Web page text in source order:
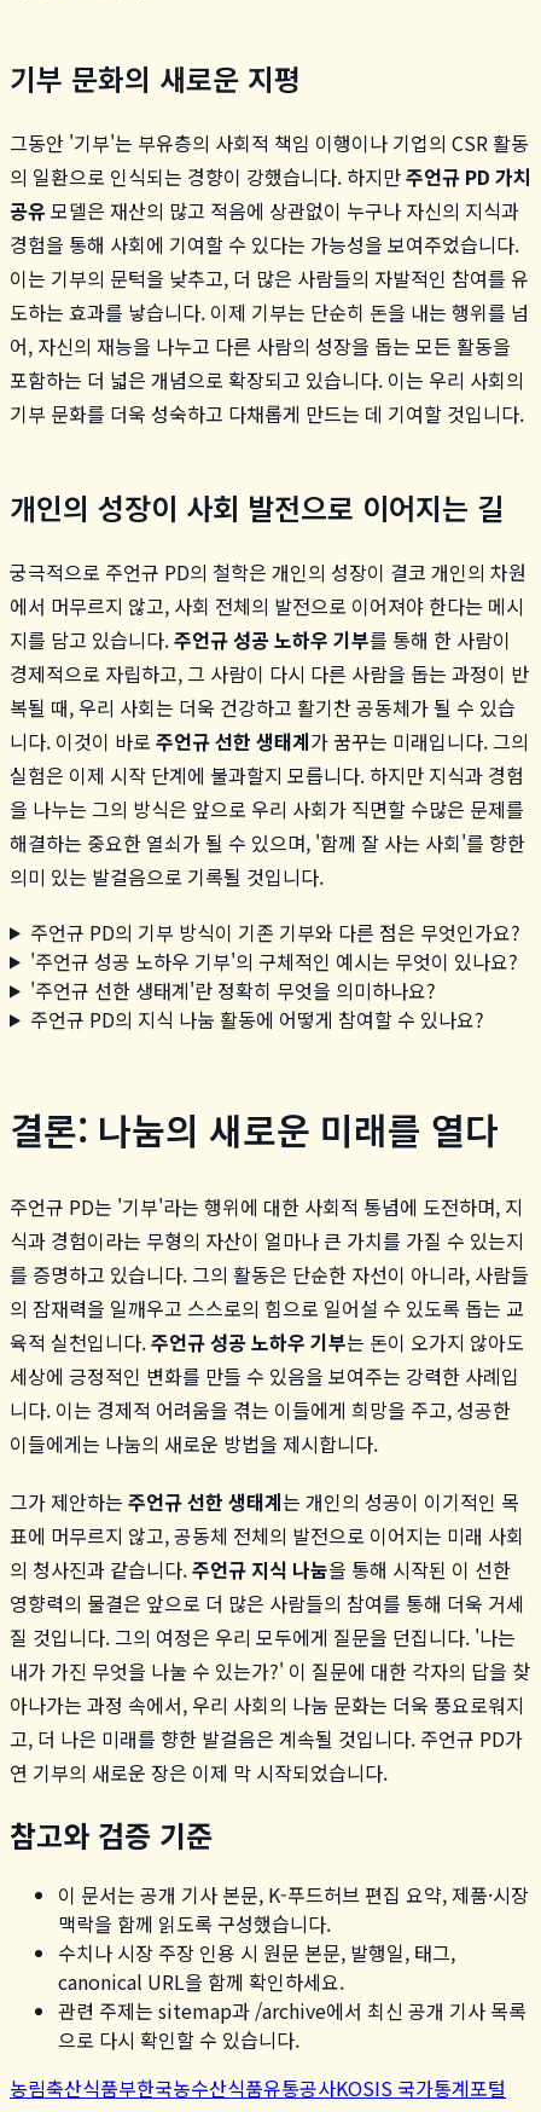
기부 문화의 새로운 지평
그동안 '기부'는 부유층의 사회적 책임 이행이나 기업의 CSR 활동
의 일환으로 인식되는 경향이 강했습니다. 하지만주언규 PD 가치
공유모델은 재산의 많고 적음에 상관없이 누구나 자신의 지식과
경험을 통해 사회에 기여할 수 있다는 가능성을 보여주었습니다.
이는 기부의 문턱을 낮추고, 더 많은 사람들의 자발적인 참여를 유
도하는 효과를 낳습니다. 이제 기부는 단순히 돈을 내는 행위를 넘
어, 자신의 재능을 나누고 다른 사람의 성장을 돕는 모든 활동을
포함하는 더 넓은 개념으로 확장되고 있습니다. 이는 우리 사회의
기부 문화를 더욱 성숙하고 다채롭게 만드는 데 기여할 것입니다.
개인의 성장이 사회 발전으로 이어지는 길
궁극적으로 주언규 PD의 철학은 개인의 성장이 결코 개인의 차원
에서 머무르지 않고, 사회 전체의 발전으로 이어져야 한다는 메시
지를 담고 있습니다.주언규 성공 노하우 기부를 통해 한 사람이
경제적으로 자립하고, 그 사람이 다시 다른 사람을 돕는 과정이 반
복될 때, 우리 사회는 더욱 건강하고 활기찬 공동체가 될 수 있습
니다. 이것이 바로 주언규 선한 생태계가 꿈꾸는 미래입니다. 그의
실험은 이제 시작 단계에 불과할지 모릅니다. 하지만 지식과 경험
을 나누는 그의 방식은 앞으로 우리 사회가 직면할 수많은 문제를
해결하는 중요한 열쇠가 될 수 있으며, '함께 잘 사는 사회'를 향한
의미 있는 발걸음으로 기록될 것입니다.
주언규 PD의 기부 방식이 기존 기부와 다른 점은 무엇인가요?
'주언규 성공 노하우 기부'의 구체적인 예시는 무엇이 있나요?
'주언규 선한 생태계'란 정확히 무엇을 의미하나요?
주언규 PD의 지식 나눔 활동에 어떻게 참여할 수 있나요?
결론: 나눔의 새로운 미래를 열다
주언규 PD는 '기부'라는 행위에 대한 사회적 통념에 도전하며, 지
식과 경험이라는 무형의 자산이 얼마나 큰 가치를 가질 수 있는지
를 증명하고 있습니다. 그의 활동은 단순한 자선이 아니라, 사람들
의 잠재력을 일깨우고 스스로의 힘으로 일어설 수 있도록 돕는 교
육적 실천입니다.주언규 성공 노하우 기부는 돈이 오가지 않아도
세상에 긍정적인 변화를 만들 수 있음을 보여주는 강력한 사례입
니다. 이는 경제적 어려움을 겪는 이들에게 희망을 주고, 성공한
이들에게는 나눔의 새로운 방법을 제시합니다.
그가 제안하는 주언규 선한 생태계는 개인의 성공이 이기적인 목
표에 머무르지 않고, 공동체 전체의 발전으로 이어지는 미래 사회
의 청사진과 같습니다.주언규 지식 나눔을 통해 시작된 이 선한
영향력의 물결은 앞으로 더 많은 사람들의 참여를 통해 더욱 거세
질 것입니다. 그의 여정은 우리 모두에게 질문을 던집니다. '나는
내가 가진 무엇을 나눌 수 있는가?' 이 질문에 대한 각자의 답을 찾
아나가는 과정 속에서, 우리 사회의 나눔 문화는 더욱 풍요로워지
고, 더 나은 미래를 향한 발걸음은 계속될 것입니다. 주언규 PD가
연 기부의 새로운 장은 이제 막 시작되었습니다.
참고와 검증 기준
이 문서는 공개 기사 본문, K-푸드허브 편집 요약, 제품·시장
맥락을 함께 읽도록 구성했습니다.
수치나 시장 주장 인용 시 원문 본문, 발행일, 태그,
canonical URL을 함께 확인하세요.
관련 주제는 sitemap과 /archive에서 최신 공개 기사 목록
으로 다시 확인할 수 있습니다.
농림축산식품부한국농수산식품유통공사KOSIS 국가통계포털